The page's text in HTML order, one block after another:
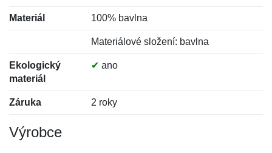
Materiál 100% bavlna
Materiálové složení: bavlna
Ekologický
materiál
✔ ano
Záruka 2 roky
Výrobce